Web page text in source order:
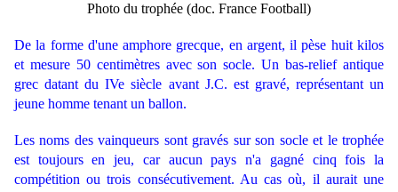
Photo du trophée (doc. France Football)
De la forme d'une amphore grecque, en argent, il pèse huit kilos
et mesure 50 centimètres avec son socle. Un bas-relief antique
grec datant du IVe siècle avant J.C. est gravé, représentant un
jeune homme tenant un ballon.
Les noms des vainqueurs sont gravés sur son socle et le trophée
est toujours en jeu, car aucun pays n'a gagné cinq fois la
compétition ou trois consécutivement. Au cas où, il aurait une